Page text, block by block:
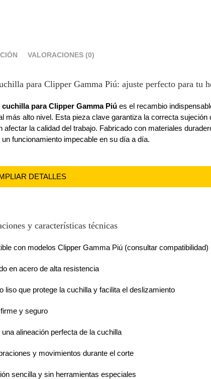
VALORACIONES (0)
para Clipper Gamma Piú: ajuste perfecto para tu
para Clipper Gamma Piú es el recambio
más alto nivel. Esta pieza clave garantiza la correcta
afectar la calidad del trabajo. Fabricado con materiales
un funcionamiento impecable en su día a día.
DETALLES
y características técnicas
con modelos Clipper Gamma Piú (consultar compatibilidad)
en acero de alta resistencia
liso que protege la cuchilla y facilita el deslizamiento
y seguro
una alineación perfecta de la cuchilla
y movimientos durante el corte
sencilla y sin herramientas especiales